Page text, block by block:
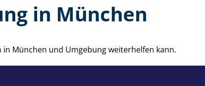
in München
München und Umgebung weiterhelfen kann.